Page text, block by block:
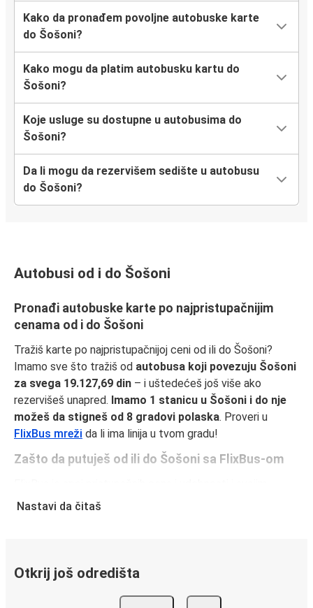
Kako da pronađem povoljne autobuske karte
do Šošoni?
Kako mogu da platim autobusku kartu do
Šošoni?
Koje usluge su dostupne u autobusima do
Šošoni?
Da li mogu da rezervišem sedište u autobusu
do Šošoni?
Autobusi od i do Šošoni
Pronađi autobuske karte po najpristupačnijim
cenama od i do Šošoni
Tražiš karte po najpristupačnijoj ceni od ili do Šošoni?
Imamo sve što tražiš od autobusa koji povezuju Šošoni
za svega 19.127,69 din – i uštedećeš još više ako
rezervišeš unapred. Imamo 1 stanicu u Šošoni i do nje
možeš da stigneš od 8 gradovi polaska. Proveri u
FlixBus mreži da li ima linija u tvom gradu!
Zašto da putuješ od ili do Šošoni sa FlixBus-om
putnicima pruža vrhunski doživljaj putovanja. Uživaj u
spokojno, znajući da cena tvoje karte pokriva jedan komad
ručnog prtljaga i jednu torbu.
Nastavi da čitaš
Otkrij još odredišta